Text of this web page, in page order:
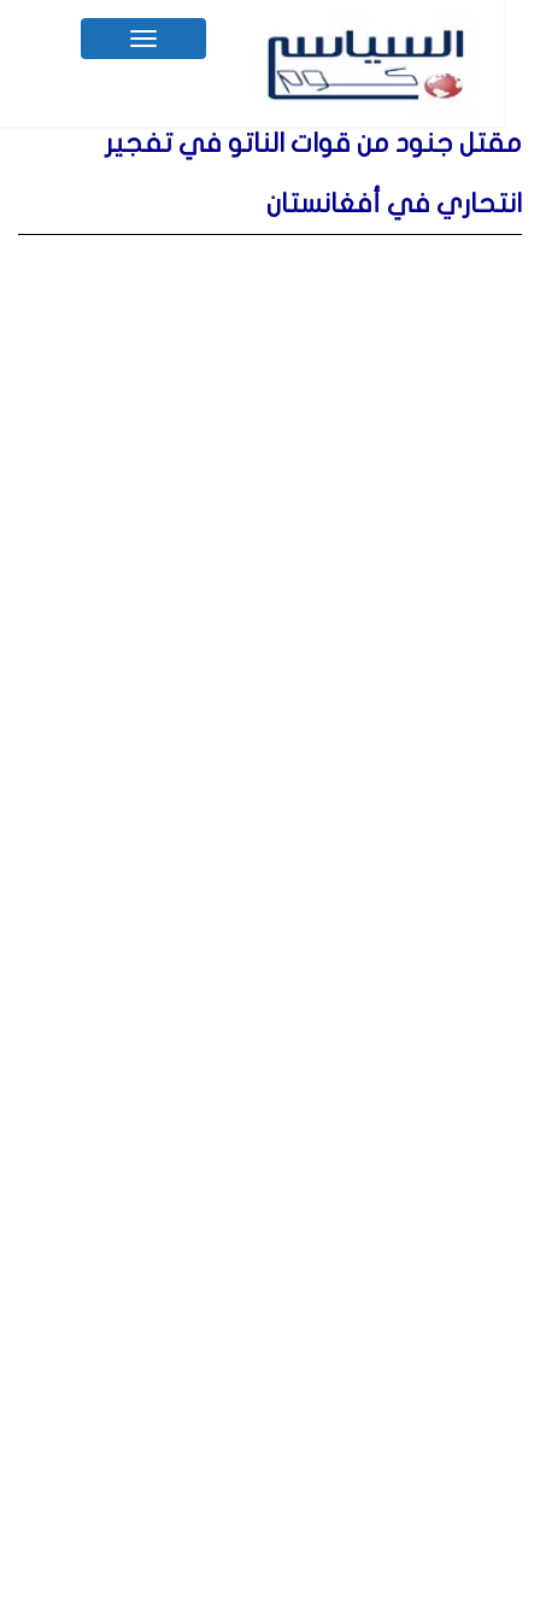
Toggle
navigation
مقتل جنود من قوات الناتو في تفجير
انتحاري في أفغانستان